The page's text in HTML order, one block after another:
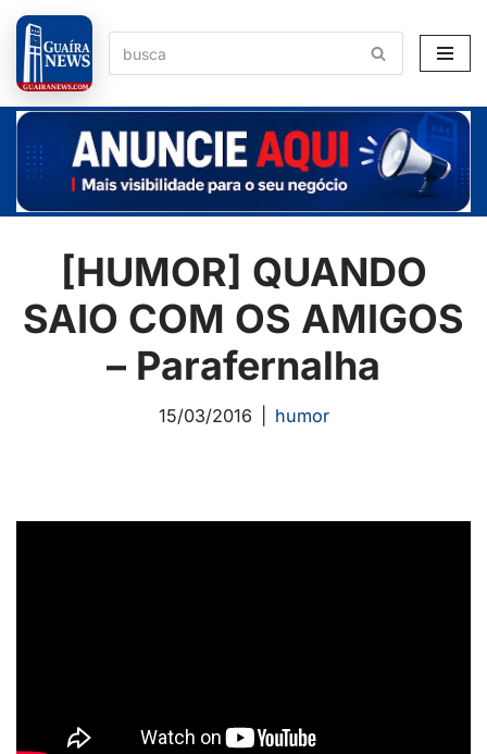
Pular
para
o
conteúdo
[HUMOR] QUANDO
SAIO COM OS AMIGOS
– Parafernalha
15/03/2016 humor